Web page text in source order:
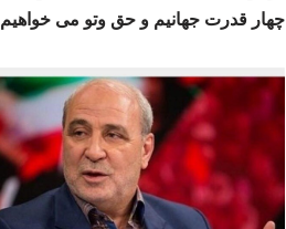
چهار قدرت جهانیم و حق وتو می خواهیم